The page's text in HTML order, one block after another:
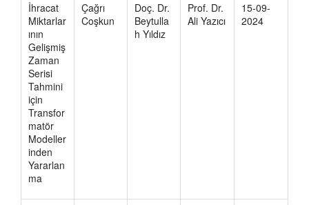
İhracat
Miktarlar
ının
Gelişmiş
Zaman
Serisi
Tahmini
için
Transfor
matör
Modeller
inden
Yararlan
ma
Çağrı
Coşkun
Doç. Dr.
Beytulla
h Yıldız
Prof. Dr.
Ali Yazıcı
15-09-
2024